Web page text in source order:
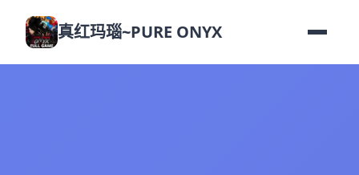
真红玛瑙~PURE ONYX